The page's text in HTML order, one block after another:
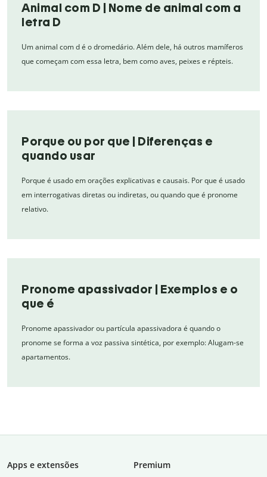
Animal com D | Nome de animal com a
letra D
Um animal com d é o dromedário. Além dele, há outros mamíferos
que começam com essa letra, bem como aves, peixes e répteis.
Porque ou por que | Diferenças e
quando usar
Porque é usado em orações explicativas e causais. Por que é usado
em interrogativas diretas ou indiretas, ou quando que é pronome
relativo.
Pronome apassivador | Exemplos e o
que é
Pronome apassivador ou partícula apassivadora é quando o
pronome se forma a voz passiva sintética, por exemplo: Alugam-se
apartamentos.
Apps e extensões
Premium